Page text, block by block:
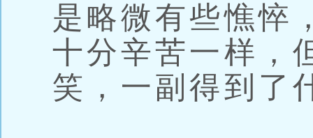
是略微有些憔悴
十分辛苦一样，
笑，一副得到了